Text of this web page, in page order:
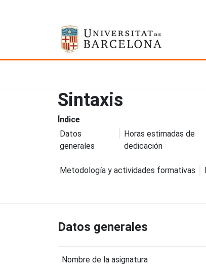
Sintaxis
Índice
Datos
generales
Horas estimadas de
dedicación
Metodología y actividades formativas
Datos generales
Nombre de la asignatura